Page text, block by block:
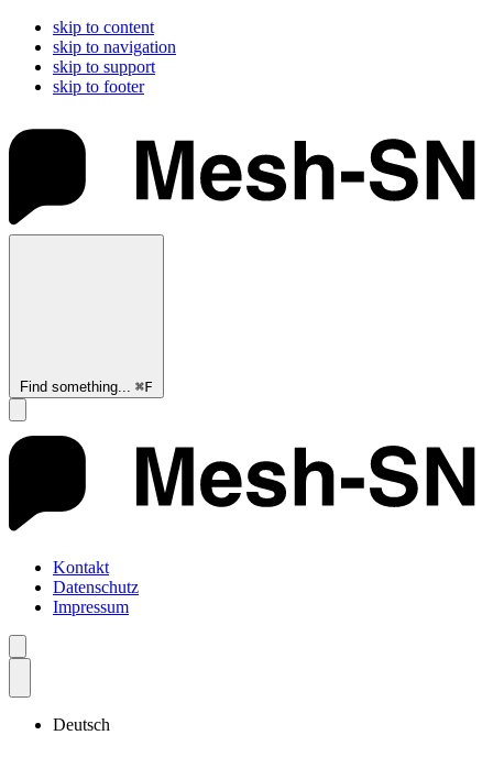
skip to content
skip to navigation
skip to support
skip to footer
Find something... ⌘F
Kontakt
Datenschutz
Impressum
Deutsch